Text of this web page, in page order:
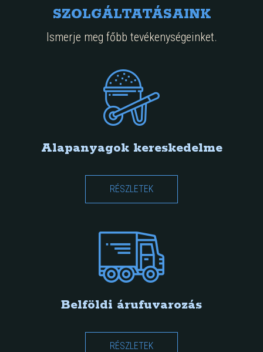
SZOLGÁLTATÁSAINK
Ismerje meg főbb tevékenységeinket.
Alapanyagok kereskedelme
RÉSZLETEK
Belföldi árufuvarozás
RÉSZLETEK